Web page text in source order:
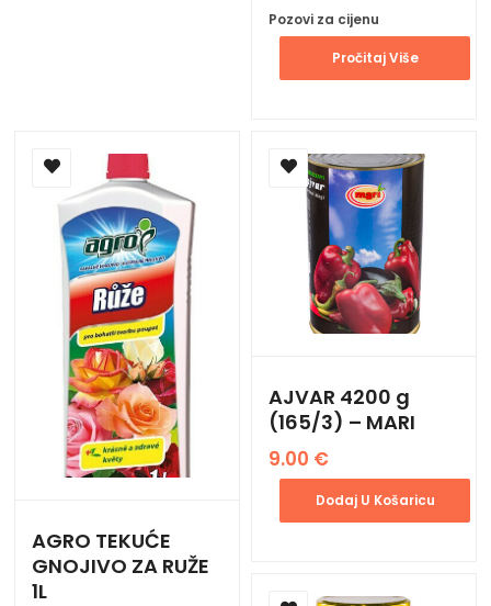
Pozovi za cijenu
Pročitaj Više
AGRO TEKUĆE
GNOJIVO ZA RUŽE
1L
AJVAR 4200 g
(165/3) – MARI
9.00 €
Dodaj U Košaricu